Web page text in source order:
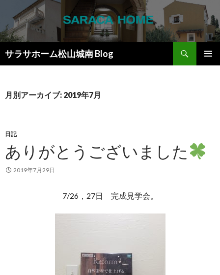
サラサホーム松山城南 Blog
索
ン
キ
ッ
プ
月別アーカイブ: 2019年7月
日記
ありがとうございました
2019年7月29日
7/26，27日 完成見学会。